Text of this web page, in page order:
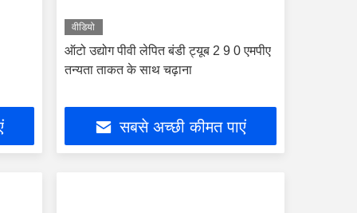
वीडियो
ऑटो उद्योग पीवी लेपित बंडी ट्यूब 2 9 0 एमपीए
तन्यता ताकत के साथ चढ़ाना
सबसे अच्छी कीमत पाएं